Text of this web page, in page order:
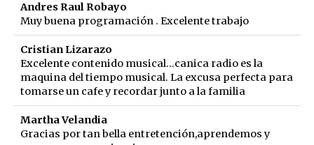
Andres Raul Robayo
Muy buena programación . Excelente trabajo
Cristian Lizarazo
Excelente contenido musical...canica radio es la
maquina del tiempo musical. La excusa perfecta para
tomarse un cafe y recordar junto a la familia
Martha Velandia
Gracias por tan bella entretención,aprendemos y